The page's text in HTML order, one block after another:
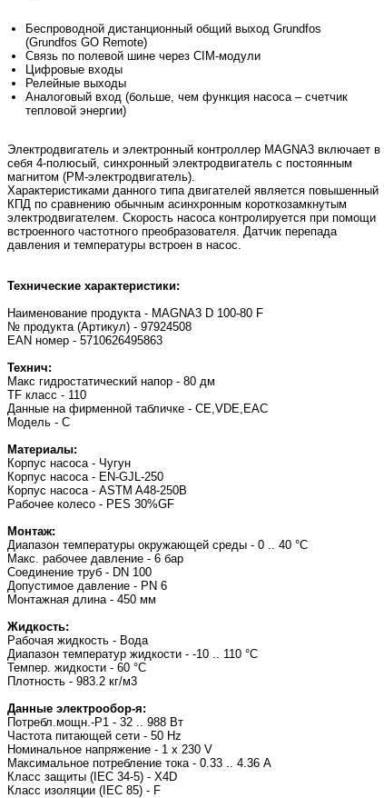
Беспроводной дистанционный общий выход Grundfos
(Grundfos GO Remote)
Связь по полевой шине через CIM-модули
Цифровые входы
Релейные выходы
Аналоговый вход (больше, чем функция насоса – счетчик
тепловой энергии)
Электродвигатель и электронный контроллер MAGNA3 включает в
себя 4-полюсый, синхронный электродвигатель с постоянным
магнитом (РМ-электродвигатель).
Характеристиками данного типа двигателей является повышенный
КПД по сравнению обычным асинхронным короткозамкнутым
электродвигателем. Скорость насоса контролируется при помощи
встроенного частотного преобразователя. Датчик перепада
давления и температуры встроен в насос.
Технические характеристики:
Наименование продукта - MAGNA3 D 100-80 F
№ продукта (Артикул) - 97924508
EAN номер - 5710626495863
Технич:
Макс гидростатический напор - 80 дм
TF класс - 110
Данные на фирменной табличке - CE,VDE,EAC
Модель - С
Материалы:
Корпус насоса - Чугун
Корпус насоса - EN-GJL-250
Корпус насоса - ASTM A48-250B
Рабочее колесо - PES 30%GF
Монтаж:
Диапазон температуры окружающей среды - 0 .. 40 °C
Макс. рабочее давление - 6 бар
Соединение труб - DN 100
Допустимое давление - PN 6
Монтажная длина - 450 мм
Жидкость:
Рабочая жидкость - Вода
Диапазон температур жидкости - -10 .. 110 °C
Темпер. жидкости - 60 °C
Плотность - 983.2 кг/м3
Данные электрообор-я:
Потребл.мощн.-P1 - 32 .. 988 Вт
Частота питающей сети - 50 Hz
Номинальное напряжение - 1 x 230 V
Максимальное потребление тока - 0.33 .. 4.36 A
Класс защиты (IEC 34-5) - X4D
Класс изоляции (IEC 85) - F